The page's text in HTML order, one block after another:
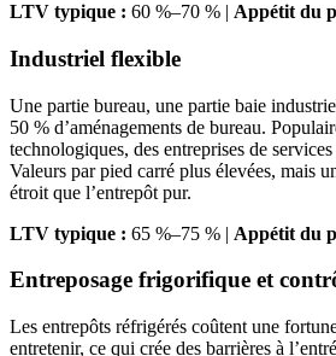
LTV typique : 60 %–70 % | Appétit du
Industriel flexible
Une partie bureau, une partie baie
50 % d’aménagements de bureau.
technologiques, des entreprises de services
Valeurs par pied carré plus élevées, mais
étroit que l’entrepôt pur.
LTV typique : 65 %–75 % | Appétit du
Entreposage frigorifique et
Les entrepôts réfrigérés coûtent une
entretenir, ce qui crée des barrières à